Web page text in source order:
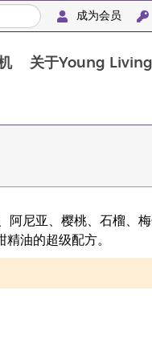
成为会员
关于Young Living
阿尼亚、樱桃、石榴、
油的超级配方。